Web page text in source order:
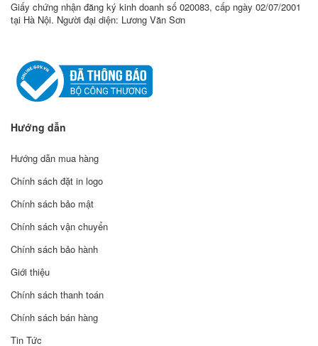
Giấy chứng nhận đăng ký kinh doanh số 020083, cấp ngày 02/07/2001
tại Hà Nội. Người đại diện: Lương Văn Sơn
Hướng dẫn
Hướng dẫn mua hàng
Chính sách đặt in logo
Chính sách bảo mật
Chính sách vận chuyển
Chính sách bảo hành
Giới thiệu
Chính sách thanh toán
Chính sách bán hàng
Tin Tức